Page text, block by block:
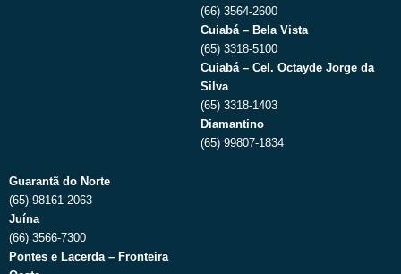
(66) 3564-2600
Cuiabá – Bela Vista
(65) 3318-5100
Cuiabá – Cel. Octayde Jorge da
Silva
(65) 3318-1403
Diamantino
(65) 99807-1834
Guarantã do Norte
(65) 98161-2063
Juína
(66) 3566-7300
Pontes e Lacerda – Fronteira